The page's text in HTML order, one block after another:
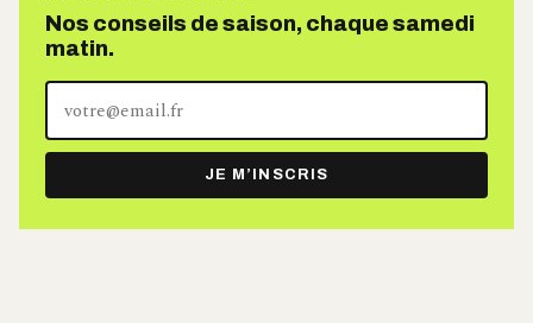
Nos conseils de saison, chaque samedi
matin.
adresse
e-
mail
JE M’INSCRIS